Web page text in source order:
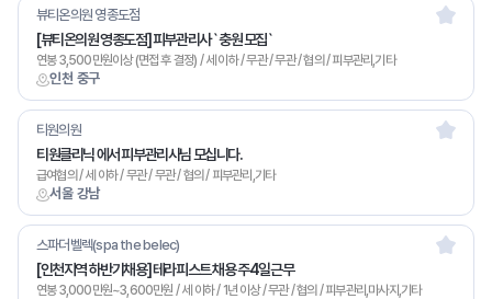
인천 중구
뷰티온의원 영종도점
[뷰티온의원 영종도점] 피부관리사 `충원 모집`
연봉 3,500만원이상 (면접 후 결정) / 세 이하 / 무관 / 무관 / 협의 / 피부관리,기타
서울 강남
티원의원
티원클리닉 에서 피부관리사님 모십니다.
급여협의 / 세 이하 / 무관 / 무관 / 협의 / 피부관리,기타
스파더벨렉(spa the belec)
[인천지역 하반기채용] 테라피스트 채용 주4일근무
연봉 3,000만원~3,600만원 / 세 이하 / 1년 이상 / 무관 / 협의 / 피부관리,마사지,기타